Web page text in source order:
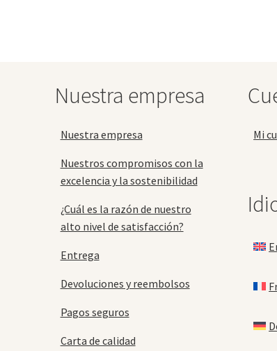
en
Nuestra empresa
Nuestra empresa
Nuestros compromisos con la
excelencia y la sostenibilidad
¿Cuál es la razón de nuestro
alto nivel de satisfacción?
Entrega
Devoluciones y reembolsos
Pagos seguros
Carta de calidad
Mi